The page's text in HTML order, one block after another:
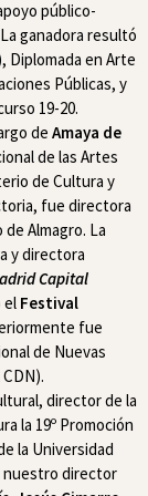
público-
ganadora resultó
Diplomada en Arte
Públicas, y
19-20.
de Amaya de
de las Artes
de Cultura y
fue directora
Almagro. La
y directora
Capital
el Festival
fue
de Nuevas
director de la
la 19º Promoción
la Universidad
nuestro director